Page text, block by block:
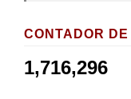
CONTADOR
1,716,296